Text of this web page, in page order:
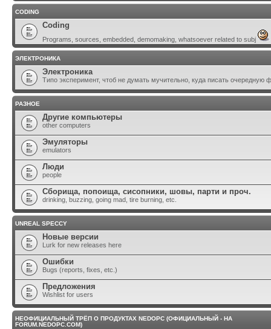
CODING
Coding
Programs, sources, embedded, demomaking, whatsoever related to subj
ЭЛЕКТРОНИКА
Электроника
Типо эксперимент, чтоб не думать мучительно, куда писать очередную
РАЗНОЕ
Другие компьютеры
other computers
Эмуляторы
emulators
Люди
people
Сборища, попоища, сисопники, шовы, парти и проч.
drinking, buzzing, going mad, tire burning, etc.
UNREAL SPECCY
Новые версии
Lurk for new releases here
Ошибки
Bugs (reports, fixes, etc.)
Предложения
Wishlist for users
НЕОФИЦИАЛЬНЫЙ ТРЁП О ПРОДУКТАХ NEDOPC (ОФИЦИАЛЬНЫЙ - НА
FORUM.NEDOPC.COM)